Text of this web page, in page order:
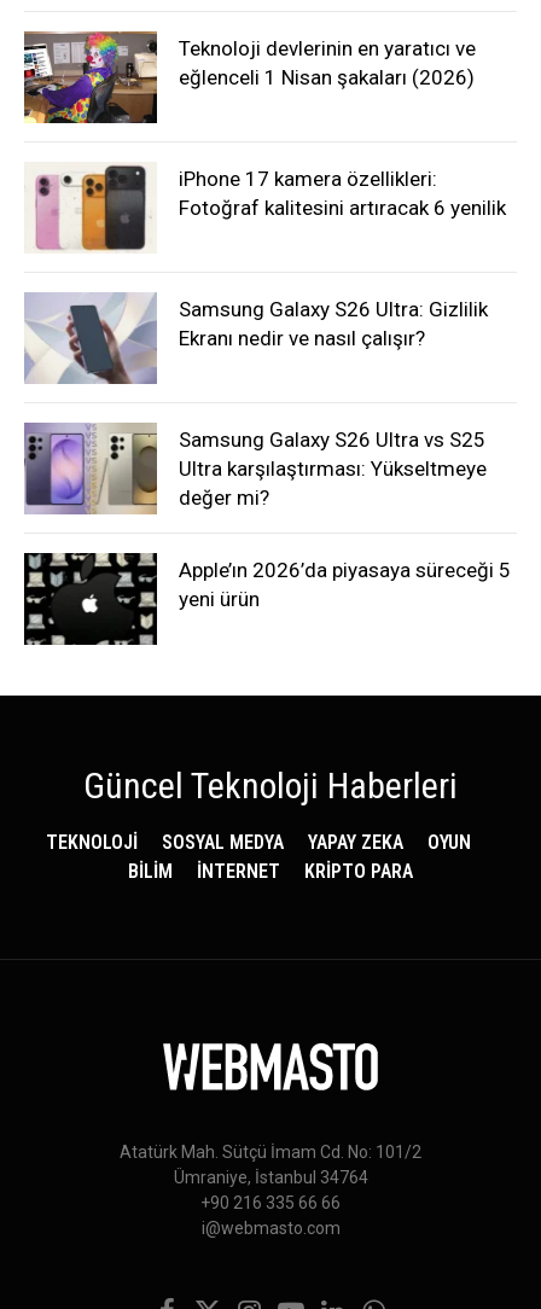
Teknoloji devlerinin en yaratıcı ve
eğlenceli 1 Nisan şakaları (2026)
iPhone 17 kamera özellikleri:
Fotoğraf kalitesini artıracak 6 yenilik
Samsung Galaxy S26 Ultra: Gizlilik
Ekranı nedir ve nasıl çalışır?
Samsung Galaxy S26 Ultra vs S25
Ultra karşılaştırması: Yükseltmeye
değer mi?
Apple’ın 2026’da piyasaya süreceği 5
yeni ürün
Güncel Teknoloji Haberleri
TEKNOLOJİ SOSYAL MEDYA YAPAY ZEKA
OYUN
BİLİM
İNTERNET KRİPTO PARA
Atatürk Mah. Sütçü İmam Cd. No: 101/2
Ümraniye, İstanbul 34764
+90 216 335 66 66
i@webmasto.com